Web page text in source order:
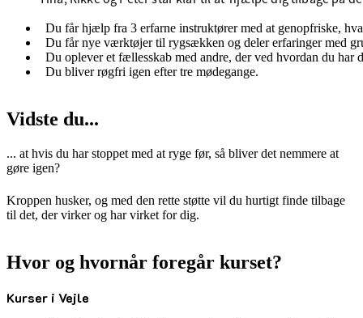
Du får hjælp fra 3 erfarne instruktører med at genopfriske,
Du får nye værktøjer til rygsækken og deler erfaringer med
Du oplever et fællesskab med andre, der ved hvordan du har
Du bliver røgfri igen efter tre mødegange.
Vidste du...
... at hvis du har stoppet med at ryge før, så bliver det nemmere at
gøre igen?
Kroppen husker, og med den rette støtte vil du hurtigt finde tilbage
til det, der virker og har virket for dig.
Hvor og hvornår foregår kurset?
Kurser i Vejle